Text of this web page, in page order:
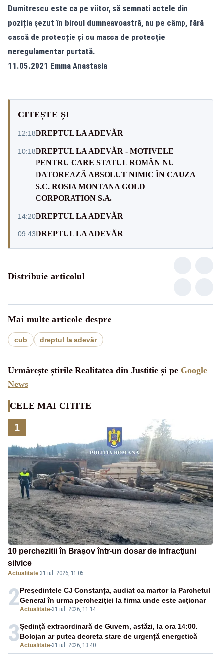
Dumitrescu este ca pe viitor, să semnați actele din
poziția șezut în biroul dumneavoastră, nu pe câmp, fără
cască de protecție și cu masca de protecție
neregulamentar purtată.
11.05.2021 Emma Anastasia
CITEȘTE ȘI
12:18DREPTUL LA ADEVĂR
10:18DREPTUL LA ADEVĂR - MOTIVELE
PENTRU CARE STATUL ROMÂN NU
DATOREAZĂ ABSOLUT NIMIC ÎN CAUZA
S.C. ROSIA MONTANA GOLD
CORPORATION S.A.
14:20DREPTUL LA ADEVĂR
09:43DREPTUL LA ADEVĂR
Distribuie articolul
Mai multe articole despre
cub dreptul la adevăr
Urmărește știrile Realitatea din Justitie și pe Google
News
CELE MAI CITITE
1
10 perchezitii în Braşov într-un dosar de infracţiuni
silvice
Actualitate·31 iul. 2026, 11:05
2Actualitate-31 iul. 2026, 11:14
Preşedintele CJ Constanța, audiat ca martor la Parchetul
General în urma percheziţiei la firma unde este acţionar
3Actualitate-31 iul. 2026, 13:40
Ședință extraordinară de Guvern, astăzi, la ora 14:00.
Bolojan ar putea decreta stare de urgență energetică